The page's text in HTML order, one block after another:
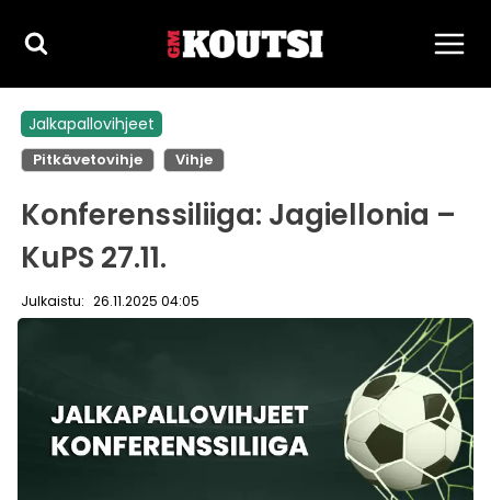
sisältöön
Jalkapallovihjeet
Pitkävetovihje Vihje
Konferenssiliiga: Jagiellonia –
KuPS 27.11.
Julkaistu: 26.11.2025 04:05